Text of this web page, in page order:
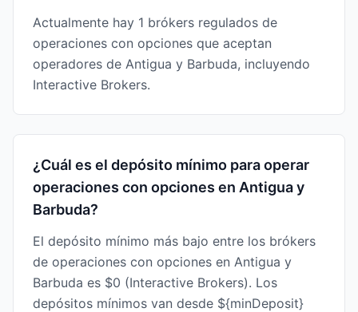
Actualmente hay 1 brókers regulados de
operaciones con opciones que aceptan
operadores de Antigua y Barbuda, incluyendo
Interactive Brokers.
¿Cuál es el depósito mínimo para operar
operaciones con opciones en Antigua y
Barbuda?
El depósito mínimo más bajo entre los brókers
de operaciones con opciones en Antigua y
Barbuda es $0 (Interactive Brokers). Los
depósitos mínimos van desde ${minDeposit}